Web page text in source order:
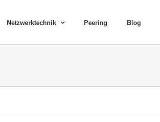
Netzwerktechnik Peering Blog